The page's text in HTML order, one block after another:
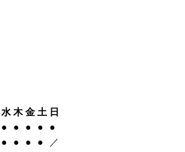
水 木 金 土 日
● ● ● ●
●
● ● ● ● ／